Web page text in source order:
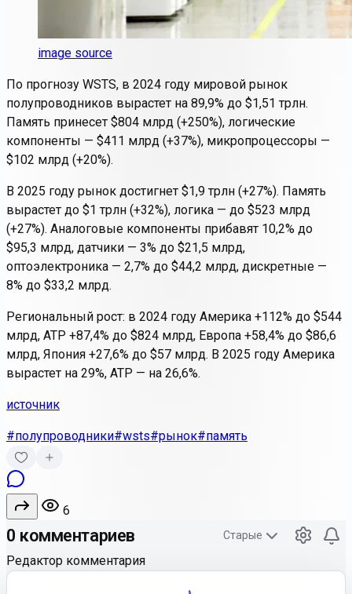
image source
По прогнозу WSTS, в 2024 году мировой рынок
полупроводников вырастет на 89,9% до $1,51 трлн.
Память принесет $804 млрд (+250%), логические
компоненты — $411 млрд (+37%), микропроцессоры —
$102 млрд (+20%).
В 2025 году рынок достигнет $1,9 трлн (+27%). Память
вырастет до $1 трлн (+32%), логика — до $523 млрд
(+27%). Аналоговые компоненты прибавят 10,2% до
$95,3 млрд, датчики — 3% до $21,5 млрд,
оптоэлектроника — 2,7% до $44,2 млрд, дискретные —
8% до $33,2 млрд.
Региональный рост: в 2024 году Америка +112% до $544
млрд, АТР +87,4% до $824 млрд, Европа +58,4% до $86,6
млрд, Япония +27,6% до $57 млрд. В 2025 году Америка
вырастет на 29%, АТР — на 26,6%.
источник
#полупроводники#wsts#рынок#память
6
0 комментариев Старые
Редактор комментария